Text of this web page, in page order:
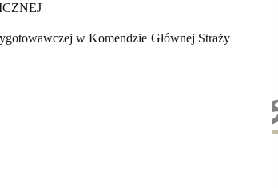
w Komendzie Głównej Straży